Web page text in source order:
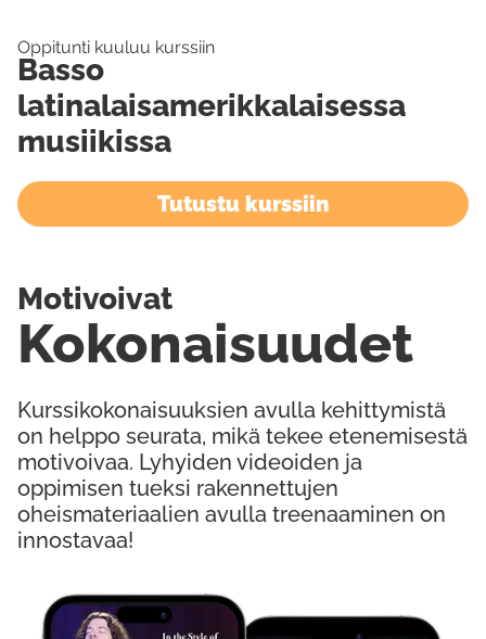
Oppitunti kuuluu kurssiin
Basso
latinalaisamerikkalaisessa
musiikissa
Tutustu kurssiin
Kurssikokonaisuuksien avulla kehittymistä
on helppo seurata, mikä tekee etenemisestä
motivoivaa. Lyhyiden videoiden ja
oppimisen tueksi rakennettujen
oheismateriaalien avulla treenaaminen on
innostavaa!
Kokonaisuudet
Motivoivat